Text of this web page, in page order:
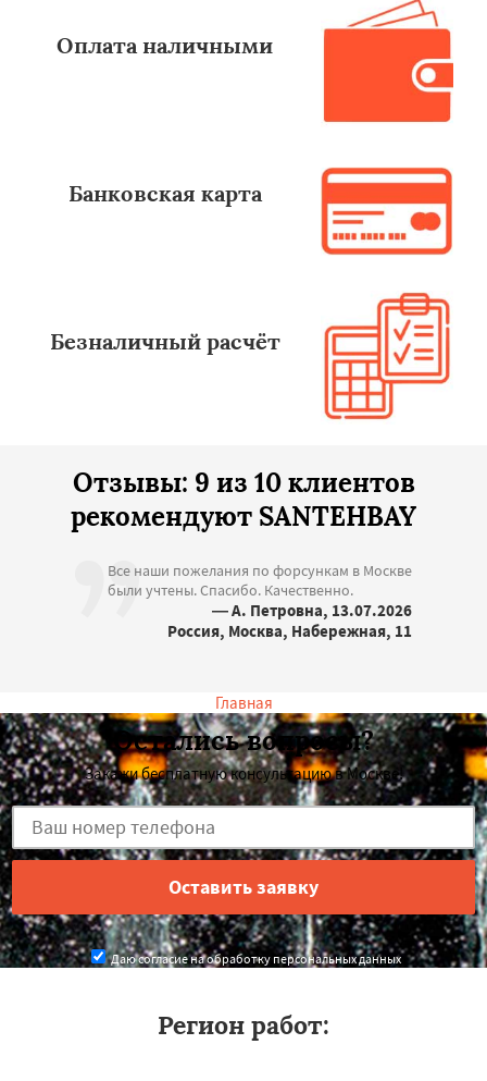
Оплата наличными
Банковская карта
Безналичный расчёт
Отзывы: 9 из 10 клиентов
рекомендуют SANTEHBAY
Все наши пожелания по форсункам в Москве
были учтены. Спасибо. Качественно.
— А. Петровна, 13.07.2026
Россия, Москва, Набережная, 11
Главная
Остались вопросы?
Закажи бесплатную консультацию в Москве!
Даю согласие на обработку персональных данных
Регион работ: